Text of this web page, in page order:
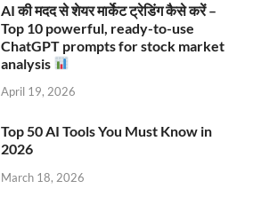
AI की मदद से शेयर मार्केट ट्रेडिंग कैसे करें –
Top 10 powerful, ready-to-use
ChatGPT prompts for stock market
analysis
April 19, 2026
Top 50 AI Tools You Must Know in
2026
March 18, 2026